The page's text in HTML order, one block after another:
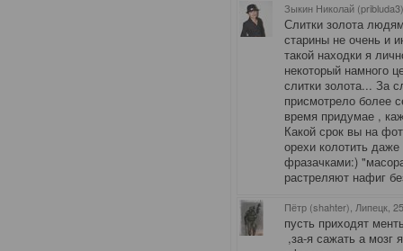
Зыкин Николай
Слитки золота
старины не очень и
такой находки я
некоторый намного
слитки золота... За
присмотрело более
время придумае ,
Какой срок вы на
орехи колотить
фразачками:)
растреляют нафиг
Пётр (shahter), Липецк ,
пусть приходят
,за-я сажать а